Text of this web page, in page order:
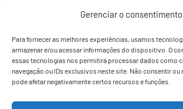
Gerenciar o consentimento
Para fornecer as melhores experiências, usamos
armazenar e/ou acessar informações do dispositivo. O
essas tecnologias nos permitirá processar dados como
navegação ou IDs exclusivos neste site. Não consentir
pode afetar negativamente certos recursos e funções.
Empreendedorismo
Finanças
Investimentos
Livros